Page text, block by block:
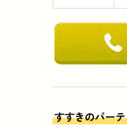
すすきのパー